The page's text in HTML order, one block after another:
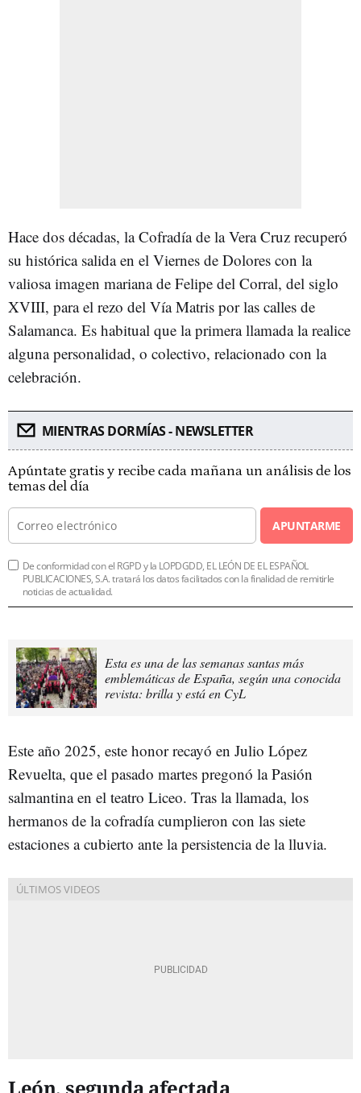
Hace dos décadas, la Cofradía de la Vera Cruz recuperó
su histórica salida en el Viernes de Dolores con la
valiosa imagen mariana de Felipe del Corral, del siglo
XVIII, para el rezo del Vía Matris por las calles de
Salamanca. Es habitual que la primera llamada la realice
alguna personalidad, o colectivo, relacionado con la
celebración.
MIENTRAS DORMÍAS - NEWSLETTER
Apúntate gratis y recibe cada mañana un análisis de los
temas del día
APUNTARME
De conformidad con el RGPD y la LOPDGDD, EL LEÓN DE EL ESPAÑOL
PUBLICACIONES, S.A. tratará los datos facilitados con la finalidad de remitirle
noticias de actualidad.
Esta es una de las semanas santas más
emblemáticas de España, según una conocida
revista: brilla y está en CyL
Este año 2025, este honor recayó en Julio López
Revuelta, que el pasado martes pregonó la Pasión
salmantina en el teatro Liceo. Tras la llamada, los
hermanos de la cofradía cumplieron con las siete
estaciones a cubierto ante la persistencia de la lluvia.